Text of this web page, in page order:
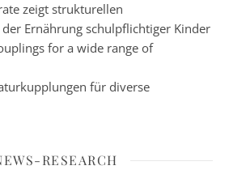
zeigt strukturellen
Ernährung schulpflichtiger Kinder
for a wide range of
für diverse
RESEARCH